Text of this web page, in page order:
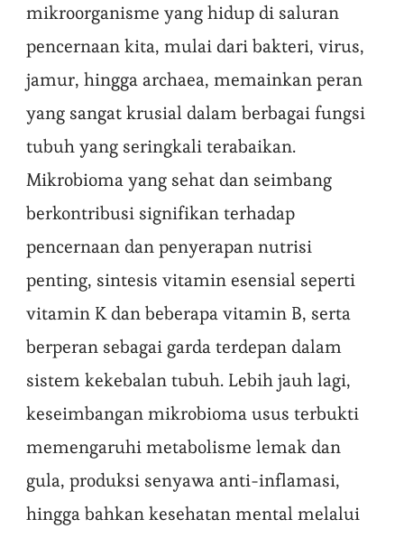
mikroorganisme yang hidup di saluran
pencernaan kita, mulai dari bakteri, virus,
jamur, hingga archaea, memainkan peran
yang sangat krusial dalam berbagai fungsi
tubuh yang seringkali terabaikan.
Mikrobioma yang sehat dan seimbang
berkontribusi signifikan terhadap
pencernaan dan penyerapan nutrisi
penting, sintesis vitamin esensial seperti
vitamin K dan beberapa vitamin B, serta
berperan sebagai garda terdepan dalam
sistem kekebalan tubuh. Lebih jauh lagi,
keseimbangan mikrobioma usus terbukti
memengaruhi metabolisme lemak dan
gula, produksi senyawa anti-inflamasi,
hingga bahkan kesehatan mental melalui